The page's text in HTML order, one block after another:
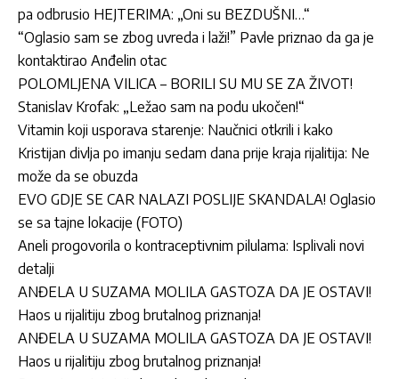
pa odbrusio HEJTERIMA: „Oni su BEZDUŠNI…“
“Oglasio sam se zbog uvreda i laži!” Pavle priznao da ga je
kontaktirao Anđelin otac
POLOMLJENA VILICA – BORILI SU MU SE ZA ŽIVOT!
Stanislav Krofak: „Ležao sam na podu ukočen!“
Vitamin koji usporava starenje: Naučnici otkrili i kako
Kristijan divlja po imanju sedam dana prije kraja rijalitija: Ne
može da se obuzda
EVO GDJE SE CAR NALAZI POSLIJE SKANDALA! Oglasio
se sa tajne lokacije (FOTO)
Aneli progovorila o kontraceptivnim pilulama: Isplivali novi
detalji
ANĐELA U SUZAMA MOLILA GASTOZA DA JE OSTAVI!
Haos u rijalitiju zbog brutalnog priznanja!
ANĐELA U SUZAMA MOLILA GASTOZA DA JE OSTAVI!
Haos u rijalitiju zbog brutalnog priznanja!